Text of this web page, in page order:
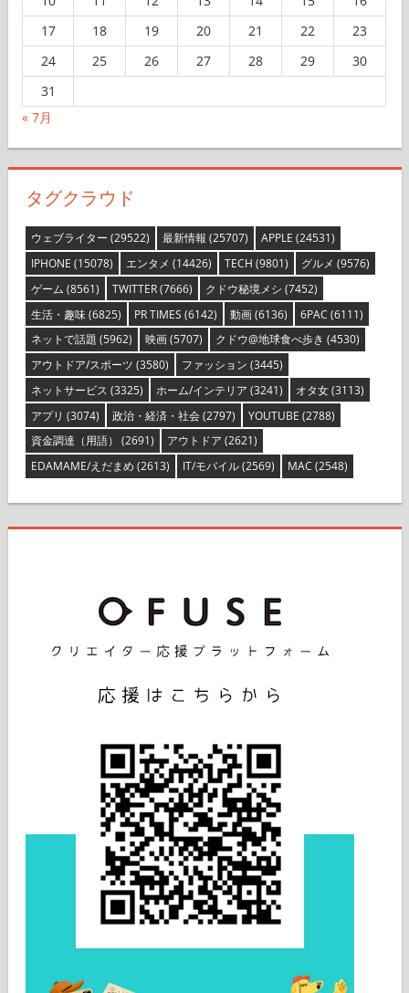
17
18 19 20 21 22
23
24
25 26 27 28 29
30
31
« 7月
タグクラウド
ウェブライター (29522) 最新情報 (25707) APPLE (24531)
IPHONE (15078) エンタメ (14426) TECH (9801) グルメ (9576)
ゲーム (8561) TWITTER(7666) クドウ秘境メシ (7452)
生活・趣味(6825) PR TIMES (6142) 動画(6136) 6PAC (6111)
ネットで話題 (5962) 映画(5707) クドウ@地球食べ歩き (4530)
アウトドア/スポーツ (3580) ファッション (3445)
ネットサービス (3325) ホーム/インテリア (3241) オタ女(3113)
アプリ (3074) 政治・経済・社会(2797) YOUTUBE (2788)
資金調達（用語） (2691) アウトドア (2621)
EDAMAME/えだまめ (2613) IT/モバイル(2569) MAC (2548)